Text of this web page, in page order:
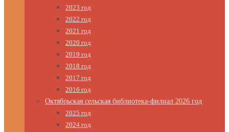
2023 год
2022 год
2021 год
2020 год
2019 год
2018 год
2017 год
2016 год
Октябрьская сельская библиотека-филиал 2026 год
2025 год
2024 год